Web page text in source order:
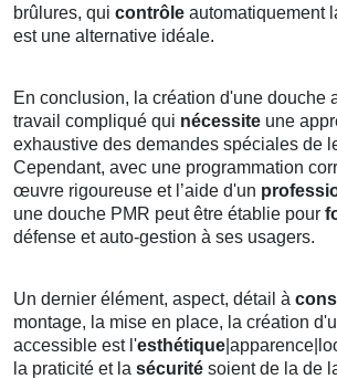
brûlures, qui contrôle automatiquement
est une alternative idéale.
En conclusion, la création d'une douche
travail compliqué qui nécessite une
exhaustive des demandes spéciales de
Cependant, avec une programmation
œuvre rigoureuse et l’aide d'un
une douche PMR peut être établie pour
défense et auto-gestion à ses usagers.
Un dernier élément, aspect, détail à
montage, la mise en place, la création
accessible est l'esthétique
la praticité et la sécurité soient de la de